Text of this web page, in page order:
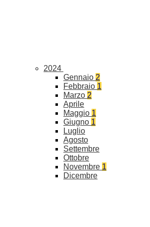
2024
Gennaio 2
Febbraio 1
Marzo 2
Aprile
Maggio 1
Giugno 1
Luglio
Agosto
Settembre
Ottobre
Novembre 1
Dicembre